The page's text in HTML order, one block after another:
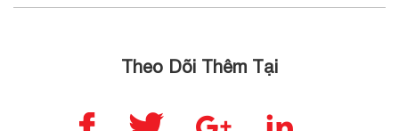
chính thức tại
hiện sự nam
tính? Việc hiểu
từng vị trí đeo
Theo Dõi Thêm Tại